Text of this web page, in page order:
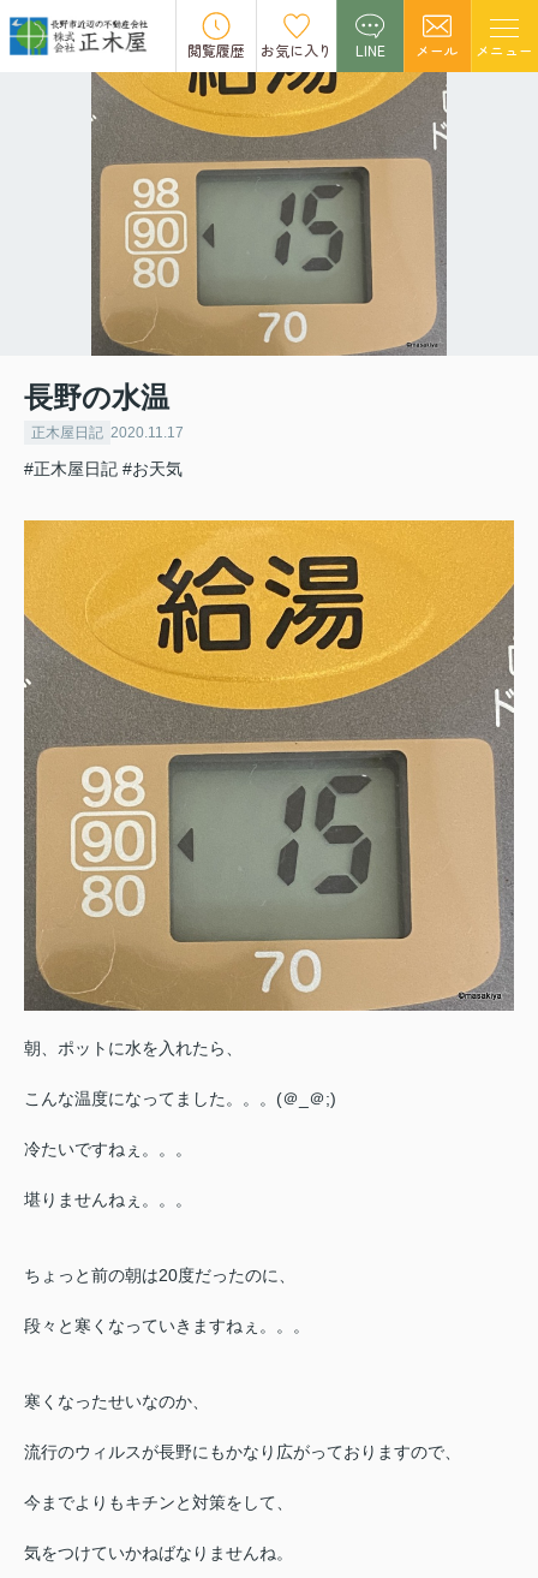
閲覧履歴 お気に入り LINE メール メニュー
長野の水温
正木屋日記 2020.11.17
#正木屋日記 #お天気
朝、ポットに水を入れたら、
こんな温度になってました。。。(＠_＠;)
冷たいですねぇ。。。
堪りませんねぇ。。。
ちょっと前の朝は20度だったのに、
段々と寒くなっていきますねぇ。。。
寒くなったせいなのか、
流行のウィルスが長野にもかなり広がっておりますので、
今までよりもキチンと対策をして、
気をつけていかねばなりませんね。